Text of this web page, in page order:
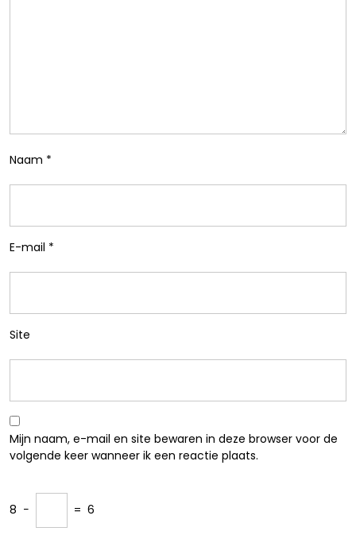
Naam *
E-mail *
Site
Mijn naam, e-mail en site bewaren in deze browser voor de
volgende keer wanneer ik een reactie plaats.
8 − = 6